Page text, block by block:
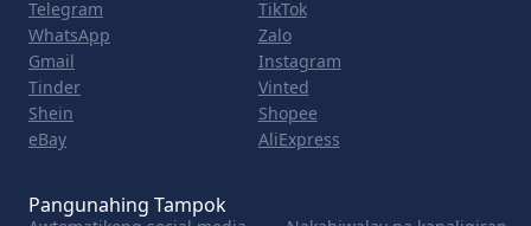
Telegram
TikTok
WhatsApp
Zalo
Gmail
Instagram
Tinder
Vinted
Shein
Shopee
eBay
AliExpress
Pangunahing Tampok